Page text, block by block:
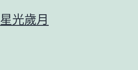
星光歲月